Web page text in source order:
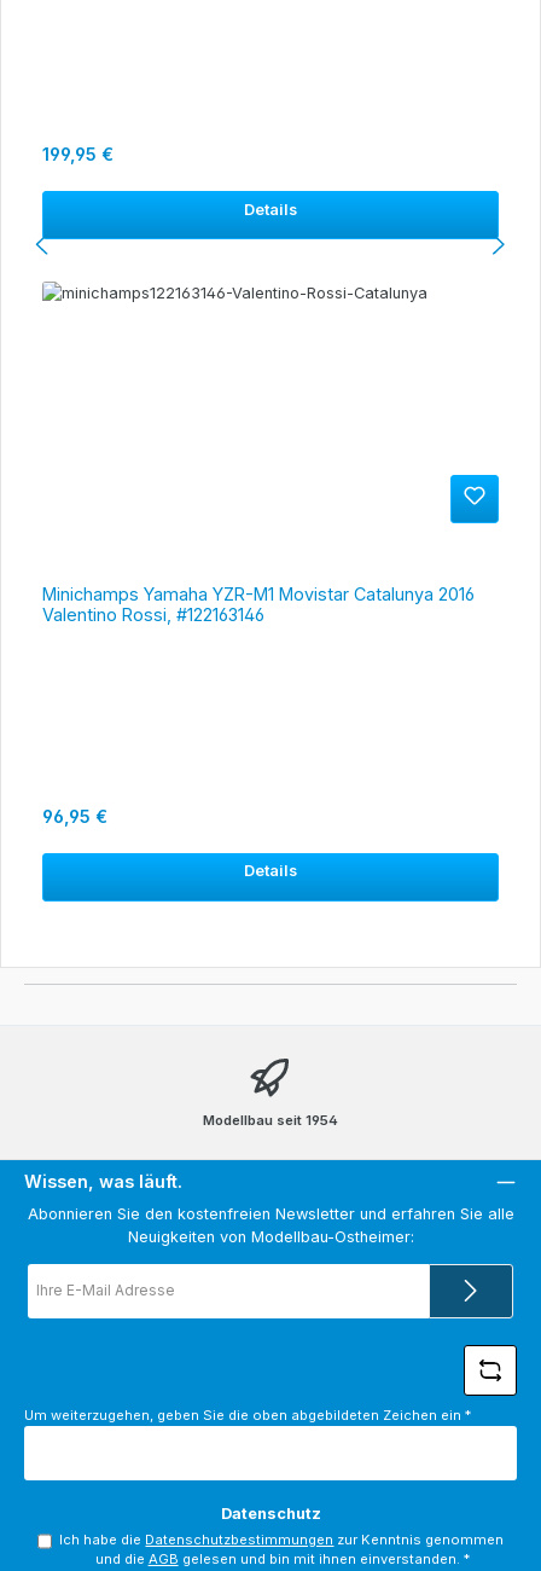
Regulärer Preis:
199,95 €
Details
Minichamps Yamaha YZR-M1 Movistar Catalunya 2016
Valentino Rossi, #122163146
Regulärer Preis:
96,95 €
Details
Modellbau seit 1954
Wissen, was läuft.
Abonnieren Sie den kostenfreien Newsletter und erfahren Sie alle
Neuigkeiten von Modellbau-Ostheimer:
Mail-
Um weiterzugehen, geben Sie die oben abgebildeten Zeichen ein *
Datenschutz
Ich habe die Datenschutzbestimmungen zur Kenntnis genommen
und die AGB gelesen und bin mit ihnen einverstanden. *